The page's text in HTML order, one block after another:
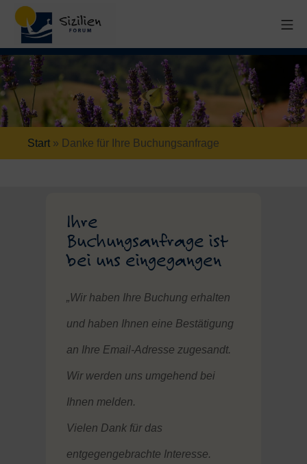
Start » Danke für Ihre Buchungsanfrage
Ihre
Buchungsanfrage ist
bei uns eingegangen
„Wir haben Ihre Buchung erhalten
und haben Ihnen eine Bestätigung
an Ihre Email-Adresse zugesandt.
Wir werden uns umgehend bei
Ihnen melden.
Vielen Dank für das
entgegengebrachte Interesse.